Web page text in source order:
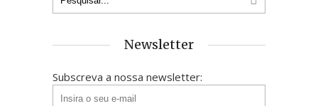
Newsletter
Subscreva a nossa newsletter: